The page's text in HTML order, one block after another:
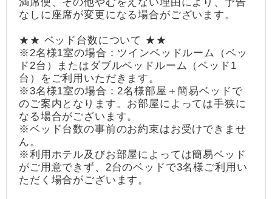
なしに座席が変更になる場合がございます。
★★ ベッド台数について ★★
※2名様1室の場合：ツインベッドルーム（ベッ
ド2台）またはダブルベッドルーム（ベッド1
台）をご利用いただきます。
※3名様1室の場合：2名様部屋＋簡易ベッドで
のご案内となります。お部屋によっては手狭に
なる場合がございます。
※ベッド台数の事前のお約束はお受けできませ
ん。
※利用ホテル及びお部屋によっては簡易ベッド
がご用意できず、2台のベッドで3名様ご利用い
ただく場合がございます。